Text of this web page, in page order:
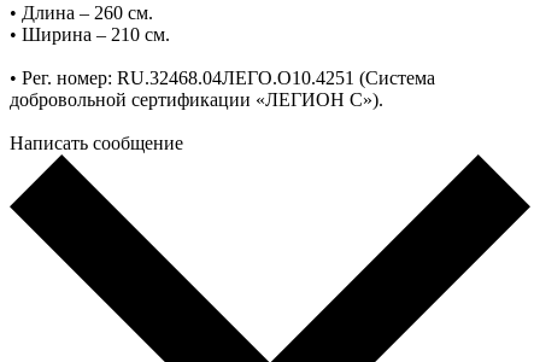
• Длина – 260 см.
• Ширина – 210 см.
• Рег. номер: RU.32468.04ЛЕГО.О10.4251 (Система
добровольной сертификации «ЛЕГИОН С»).
Написать сообщение